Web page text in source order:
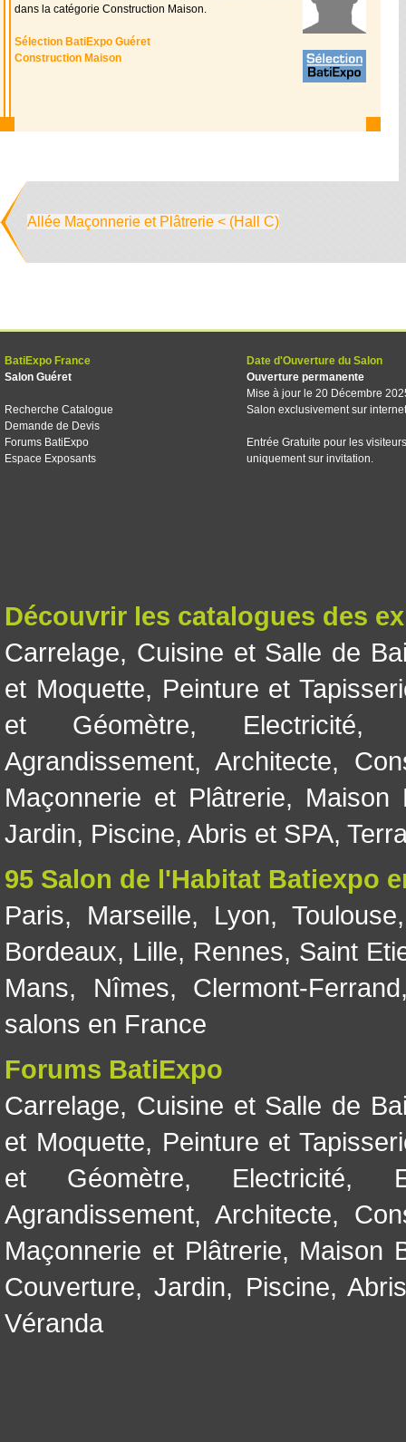
dans la catégorie Construction Maison.
Sélection BatiExpo Guéret
Construction Maison
Allée Maçonnerie et Plâtrerie < (Hall C)
BatiExpo France
Salon Guéret
Recherche Catalogue
Demande de Devis
Forums BatiExpo
Espace Exposants
Date d'Ouverture du Salon
Ouverture permanente
Mise à jour le 20 Décembre
Salon exclusivement sur internet
Entrée Gratuite pour les visiteurs
uniquement sur invitation.
Découvrir les catalogues des
Carrelage, Cuisine et Salle de
et Moquette, Peinture et
et Géomètre, Electricité
Agrandissement, Architecte,
Maçonnerie et Plâtrerie, Maison
Jardin, Piscine, Abris et SPA,
95 Salon de l'Habitat Batiexpo
Paris, Marseille, Lyon, Toulouse
Bordeaux, Lille, Rennes, Saint
Mans, Nîmes, Clermont-Ferrand
salons en France
Forums BatiExpo
Carrelage, Cuisine et Salle de
et Moquette, Peinture et
et Géomètre, Electricité,
Agrandissement, Architecte,
Maçonnerie et Plâtrerie, Maison
Couverture,Jardin, Piscine,
Véranda